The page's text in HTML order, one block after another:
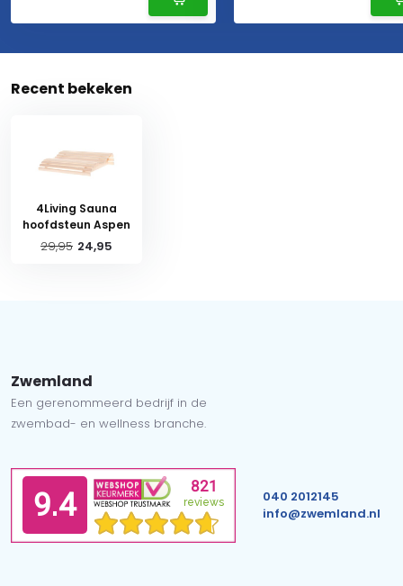
Recent bekeken
4Living Sauna
hoofdsteun Aspen
29,95 24,95
Zwemland
Een gerenommeerd bedrijf in de
zwembad- en wellness branche.
040 2012145
info@zwemland.nl